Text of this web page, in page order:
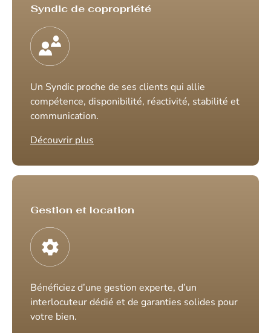
Syndic de copropriété
Un Syndic proche de ses clients qui allie
compétence, disponibilité, réactivité, stabilité et
communication.
Découvrir plus
Gestion et location
Bénéficiez d’une gestion experte, d’un
interlocuteur dédié et de garanties solides pour
votre bien.